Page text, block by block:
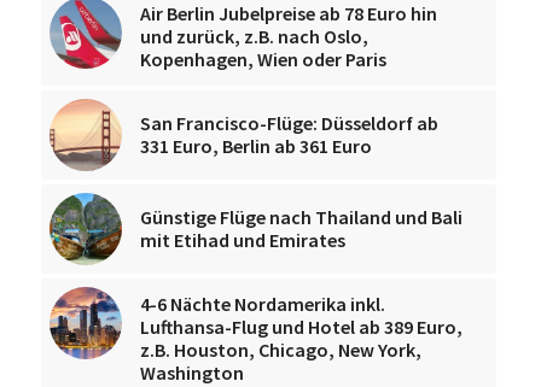
Air Berlin Jubelpreise ab 78 Euro hin
und zurück, z.B. nach Oslo,
Kopenhagen, Wien oder Paris
San Francisco-Flüge: Düsseldorf ab
331 Euro, Berlin ab 361 Euro
Günstige Flüge nach Thailand und Bali
mit Etihad und Emirates
4-6 Nächte Nordamerika inkl.
Lufthansa-Flug und Hotel ab 389 Euro,
z.B. Houston, Chicago, New York,
Washington